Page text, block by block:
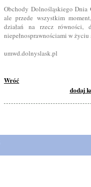
Obchody Dolnośląskiego
ale przede wszystkim
działań na rzecz równości,
niepełnosprawnościami w życiu
umwd.dolnyslask.pl
Wróć
dodaj